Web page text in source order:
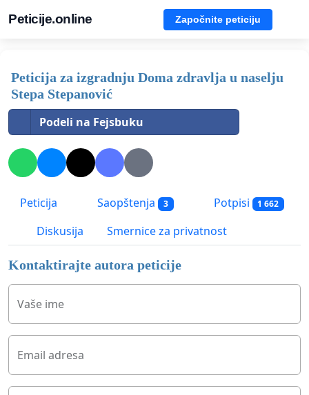
Peticije.online Započnite peticiju
Peticija za izgradnju Doma zdravlja u naselju
Stepa Stepanović
Podeli na Fejsbuku
Peticija Saopštenja 3 Potpisi 1 662
Diskusija Smernice za privatnost
Kontaktirajte autora peticije
Vaše ime
Email adresa